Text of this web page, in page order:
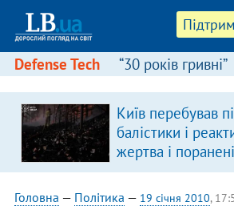
Defense Tech “30 років гривні”
Київ перебував
балістики і
жертва і
Головна — Політика — 19 січня 2010,